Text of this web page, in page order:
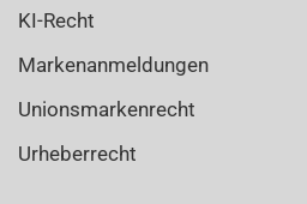
KI-Recht
Markenanmeldungen
Unionsmarkenrecht
Urheberrecht